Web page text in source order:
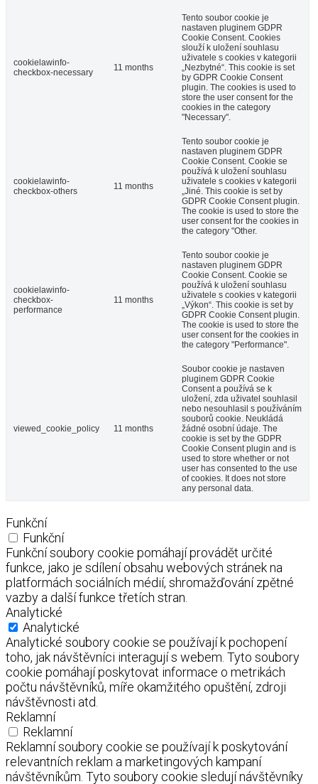
cookielawinfo-
checkbox-necessary
11 months
Tento soubor cookie je
nastaven pluginem GDPR
Cookie Consent. Cookies
slouží k uložení souhlasu
uživatele s cookies v kategorii
„Nezbytné“. This cookie is set
by GDPR Cookie Consent
plugin. The cookies is used to
store the user consent for the
cookies in the category
"Necessary".
cookielawinfo-
checkbox-others
11 months
Tento soubor cookie je
nastaven pluginem GDPR
Cookie Consent. Cookie se
používá k uložení souhlasu
uživatele s cookies v kategorii
„Jiné. This cookie is set by
GDPR Cookie Consent plugin.
The cookie is used to store the
user consent for the cookies in
the category "Other.
cookielawinfo-
checkbox-
performance
11 months
Tento soubor cookie je
nastaven pluginem GDPR
Cookie Consent. Cookie se
používá k uložení souhlasu
uživatele s cookies v kategorii
„Výkon“. This cookie is set by
GDPR Cookie Consent plugin.
The cookie is used to store the
user consent for the cookies in
the category "Performance".
viewed_cookie_policy 11 months
Soubor cookie je nastaven
pluginem GDPR Cookie
Consent a používá se k
uložení, zda uživatel souhlasil
nebo nesouhlasil s používáním
souborů cookie. Neukládá
žádné osobní údaje. The
cookie is set by the GDPR
Cookie Consent plugin and is
used to store whether or not
user has consented to the use
of cookies. It does not store
any personal data.
Funkční
Funkční
Funkční soubory cookie pomáhají provádět určité
funkce, jako je sdílení obsahu webových stránek na
platformách sociálních médií, shromažďování zpětné
vazby a další funkce třetích stran.
Analytické
Analytické
Analytické soubory cookie se používají k pochopení
toho, jak návštěvníci interagují s webem. Tyto soubory
cookie pomáhají poskytovat informace o metrikách
počtu návštěvníků, míře okamžitého opuštění, zdroji
návštěvnosti atd.
Reklamní
Reklamní
Reklamní soubory cookie se používají k poskytování
relevantních reklam a marketingových kampaní
návštěvníkům. Tyto soubory cookie sledují návštěvníky